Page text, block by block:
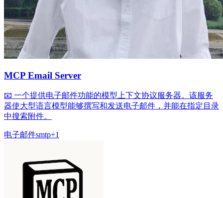
MCP Email Server
📧 一个提供电子邮件功能的模型上下文协议服务器。该服务
器使大型语言模型能够撰写和发送电子邮件，并能在指定目录
中搜索附件。
电子邮件smtp+1